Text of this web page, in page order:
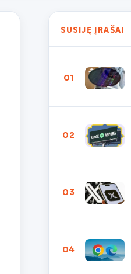
SUSIJĘ ĮRAŠAI
01
02
03
04